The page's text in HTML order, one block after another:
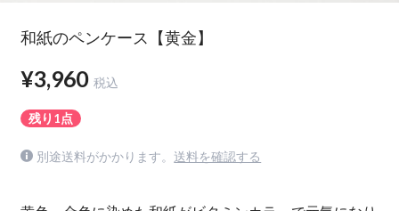
和紙のペンケース【黄金】
¥3,960 税込
残り1点
別途送料がかかります。 送料を確認する